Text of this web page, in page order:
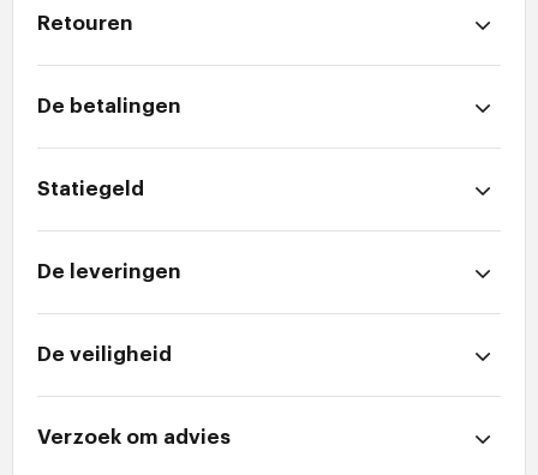
Retouren
De betalingen
Statiegeld
De leveringen
De veiligheid
Verzoek om advies